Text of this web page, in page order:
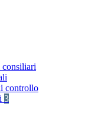
controllo
3